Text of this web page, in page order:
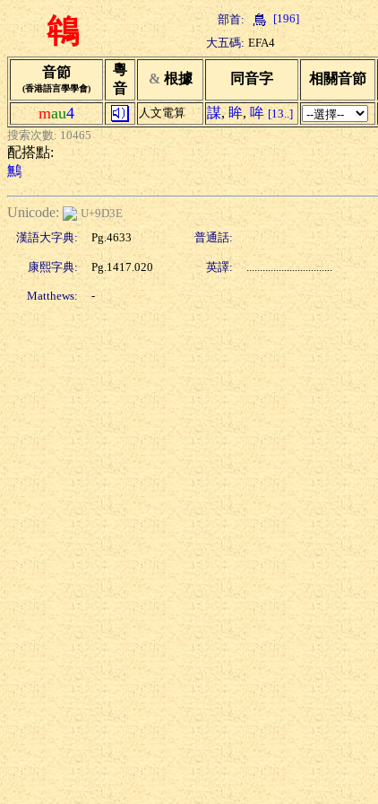
鴾 部首: [196]
大五碼: EFA4
音節
(香港語言學學會)
粵
音
& 根據 同音字 相關音節
mau4 人文電算 謀, 眸, 哞 [13..]
搜索次數: 10465
配搭點:
鷡
Unicode:
U+9D3E
漢語大字典:
Pg.4633 普通話:
康熙字典: Pg.1417.020 英譯: ................................
Matthews: -